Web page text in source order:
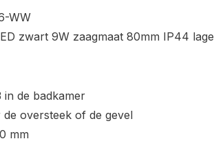
WW
zwart 9W zaagmaat 80mm IP44 lage
de badkamer
oversteek of de gevel
mm